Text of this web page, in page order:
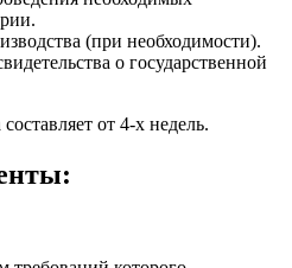
(при необходимости).
о государственной
от 4-х недель.